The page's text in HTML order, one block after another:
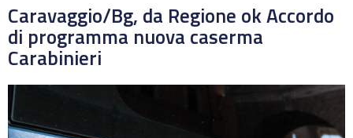
Caravaggio/Bg, da Regione ok Accordo
di programma nuova caserma
Carabinieri